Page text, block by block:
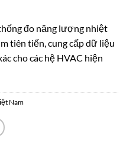
đo năng lượng nhiệt
tiên tiến, cung cấp dữ liệu
cho các hệ HVAC hiện
Nam